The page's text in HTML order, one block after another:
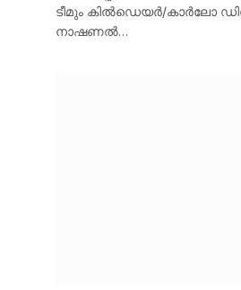
ടീമും കിൽഡെയർ/കാർലോ
നാഷണൽ…